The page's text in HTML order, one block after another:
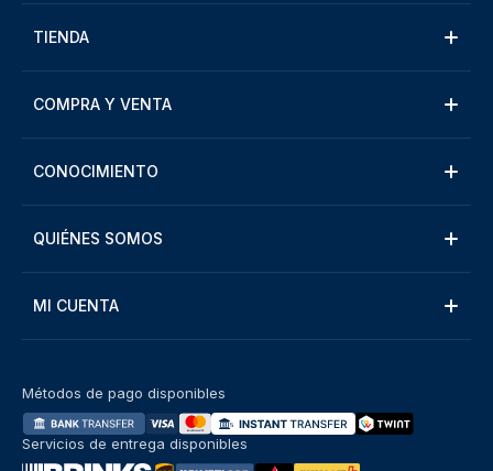
TIENDA
COMPRA Y VENTA
CONOCIMIENTO
QUIÉNES SOMOS
MI CUENTA
Métodos de pago disponibles
Servicios de entrega disponibles